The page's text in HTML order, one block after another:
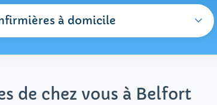
à domicile
de chez vous à Belfort